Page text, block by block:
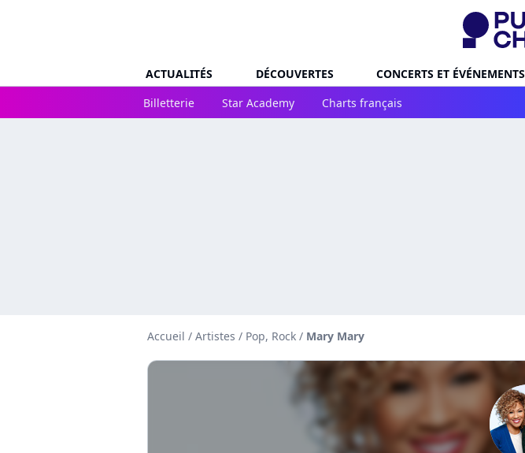
ACTUALITÉS DÉCOUVERTES CONCERTS ET ÉVÉNEMENTS
Billetterie
Star Academy Charts français
Accueil / Artistes / Pop, Rock / Mary Mary